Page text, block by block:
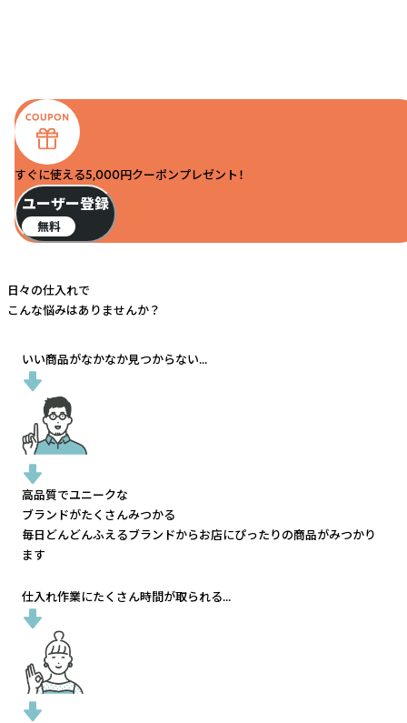
すぐに使える5,000円クーポンプレゼント！
ユーザー登録
無料
日々の仕入れで
こんな悩みはありませんか？
いい商品がなかなか見つからない...
高品質でユニークな
ブランドがたくさんみつかる
毎日どんどんふえるブランドからお店にぴったりの商品がみつかり
ます
仕入れ作業にたくさん時間が取られる...